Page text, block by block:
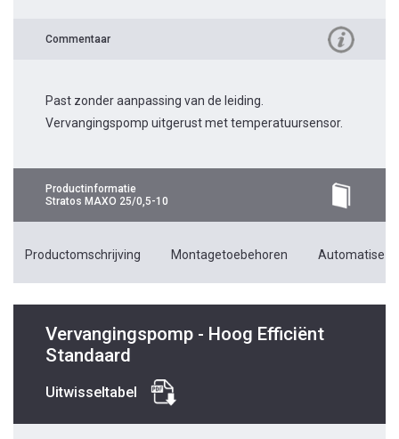
Commentaar
Past zonder aanpassing van de leiding.
Vervangingspomp uitgerust met temperatuursensor.
Productinformatie
Stratos MAXO 25/0,5-10
Productomschrijving Montagetoebehoren
Vervangingspomp - Hoog Efficiënt
Standaard
Uitwisseltabel